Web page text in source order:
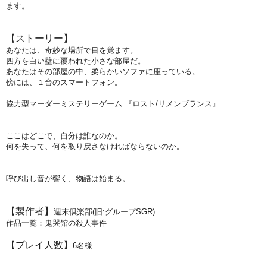
ます。
【ストーリー】
あなたは、奇妙な場所で目を覚ます。
四方を白い壁に覆われた小さな部屋だ。
あなたはその部屋の中、柔らかいソファに座っている。
傍には、１台のスマートフォン。
協力型マーダーミステリーゲーム 『ロスト/リメンブランス』
ここはどこで、自分は誰なのか。
何を失って、何を取り戻さなければならないのか。
呼び出し音が響く、物語は始まる。
【製作者】 週末倶楽部(旧:グループSGR)
作品一覧：鬼哭館の殺人事件
【プレイ人数】 6名様